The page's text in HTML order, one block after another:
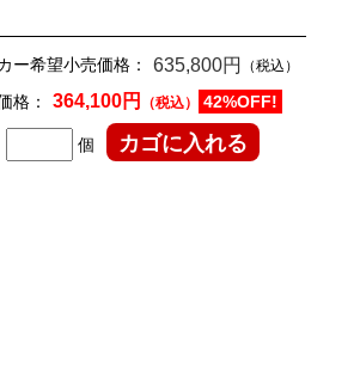
ー希望小売価格： 635,800円 （税込）
格： 364,100円 （税込） 42%OFF!
個